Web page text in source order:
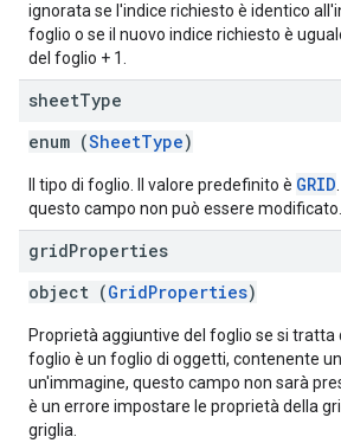
ignorata se l'indice richiesto è identico
foglio o se il nuovo indice richiesto è
del foglio + 1.
sheetType
enum (SheetType)
Il tipo di foglio. Il valore predefinito è GRID
questo campo non può essere modificato.
gridProperties
object (GridProperties)
Proprietà aggiuntive del foglio se si tratta
foglio è un foglio di oggetti, contenente
un'immagine, questo campo non sarà
è un errore impostare le proprietà della
griglia.